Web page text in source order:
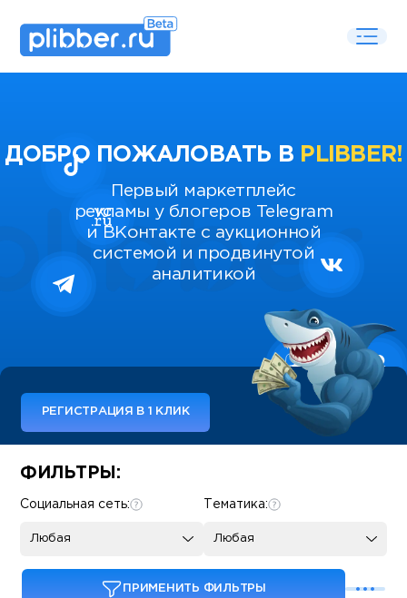
ДОБРО ПОЖАЛОВАТЬ В PLIBBER!
Первый маркетплейс
рекламы у блогеров Telegram
и ВКонтакте с аукционной
системой и продвинутой
аналитикой
РЕГИСТРАЦИЯ В 1 КЛИК
Some SEO Title
ФИЛЬТРЫ:
Тематика:
Любая
Социальная сеть:
Любая
ПРИМЕНИТЬ ФИЛЬТРЫ